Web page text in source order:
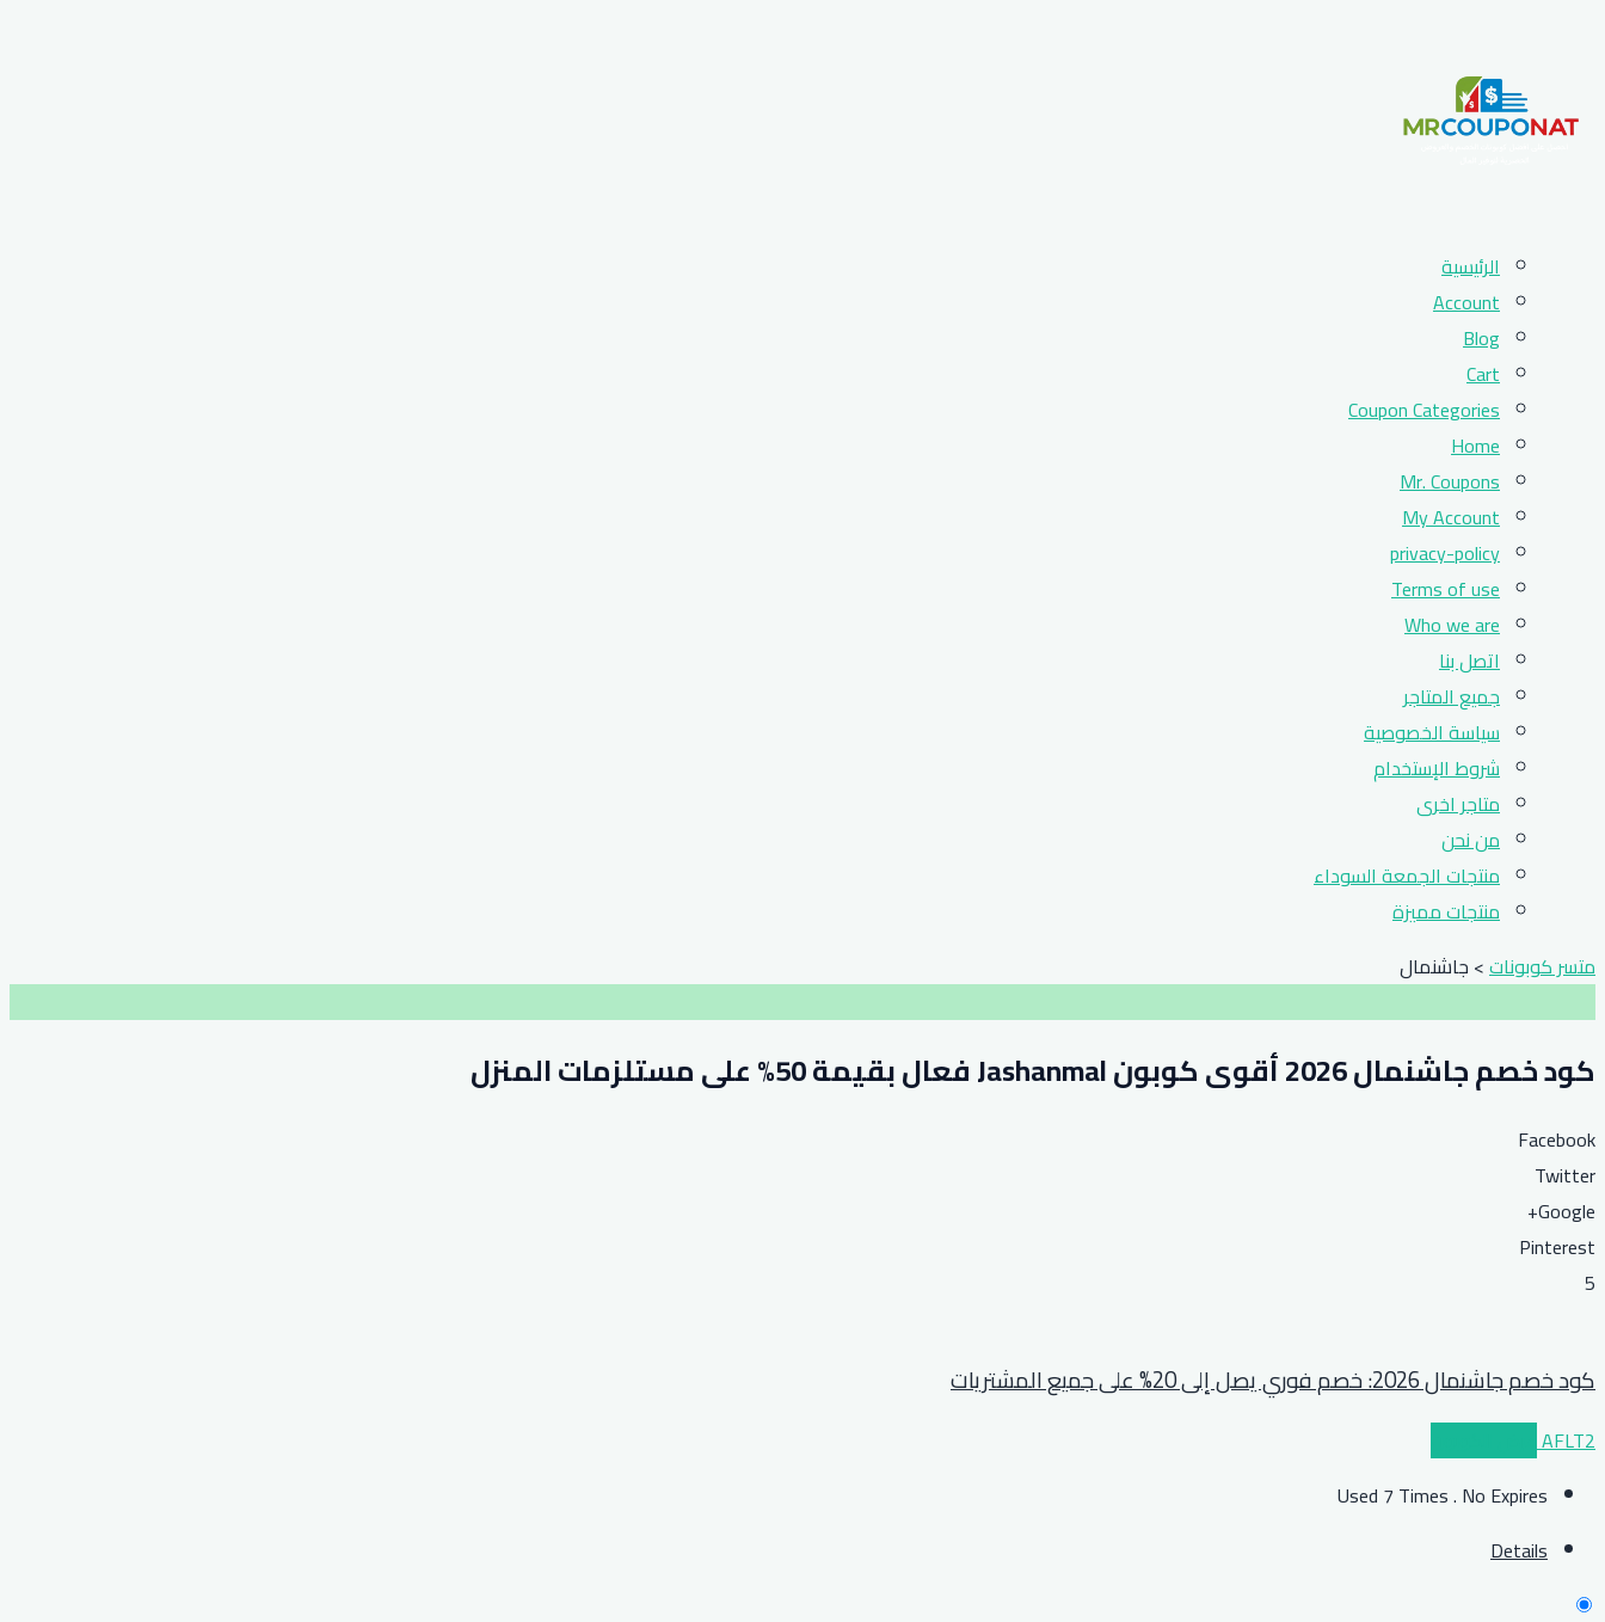
الرئيسية
Account
Blog
Cart
Coupon Categories
Home
Mr. Coupons
My Account
privacy-policy
Terms of use
Who we are
اتصل بنا
جميع المتاجر
سياسة الخصوصية
شروط الإستخدام
متاجر اخرى
من نحن
منتجات الجمعة السوداء
منتجات مميزة
متسر كوبونات> جاشنمال
كود خصم جاشنمال 2026 أقوى كوبون Jashanmal فعال بقيمة 50% على مستلزمات المنزل
Facebook
Twitter
Google+
Pinterest
5
كود خصم جاشنمال 2026: خصم فوري يصل إلى 20% على جميع المشتريات
AFLT2
Used 7 Times. No Expires
Details